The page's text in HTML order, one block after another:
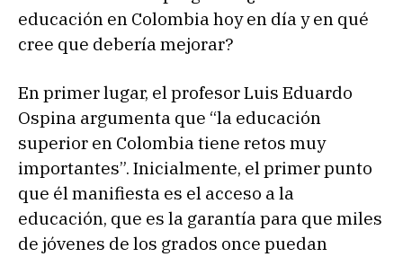
educación en Colombia hoy en día y en qué
cree que debería mejorar?
En primer lugar, el profesor Luis Eduardo
Ospina argumenta que “la educación
superior en Colombia tiene retos muy
importantes”. Inicialmente, el primer punto
que él manifiesta es el acceso a la
educación, que es la garantía para que miles
de jóvenes de los grados once puedan